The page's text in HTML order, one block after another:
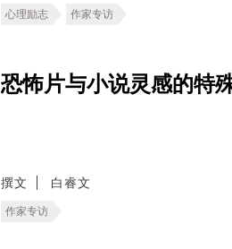
心理励志 作家专访
恐怖片与小说灵感的特
撰文 白睿文
作家专访